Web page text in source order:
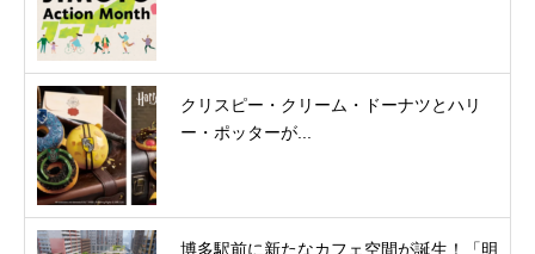
クリスピー・クリーム・ドーナツとハリ
ー・ポッターが...
博多駅前に新たなカフェ空間が誕生！「明